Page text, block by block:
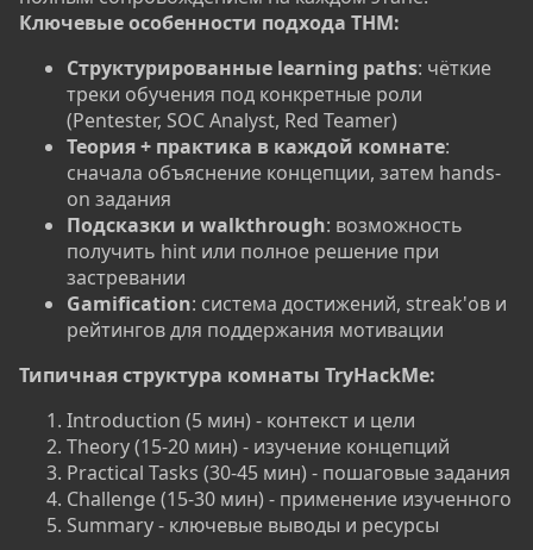
Ключевые особенности подхода THM:
Структурированные learning paths: чёткие
треки обучения под конкретные роли
(Pentester, SOC Analyst, Red Teamer)
Теория + практика в каждой комнате:
сначала объяснение концепции, затем hands-
on задания
Подсказки и walkthrough: возможность
получить hint или полное решение при
застревании
Gamification: система достижений, streak'ов и
рейтингов для поддержания мотивации
Типичная структура комнаты TryHackMe:​
Introduction (5 мин) - контекст и цели
Theory (15-20 мин) - изучение концепций
Practical Tasks (30-45 мин) - пошаговые задания
Challenge (15-30 мин) - применение изученного
Summary - ключевые выводы и ресурсы